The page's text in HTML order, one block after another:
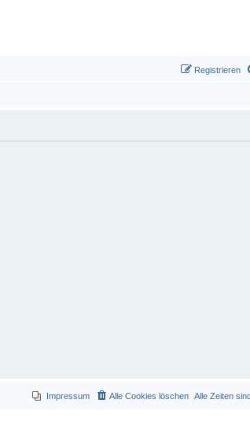
Registrieren
Alle Zeiten
Alle Cookies löschen
Impressum